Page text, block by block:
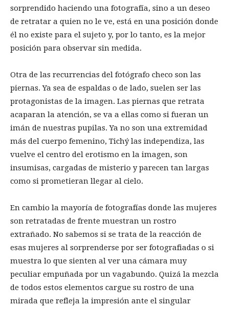
sorprendido haciendo una fotografía, sino a un deseo
de retratar a quien no le ve, está en una posición donde
él no existe para el sujeto y, por lo tanto, es la mejor
posición para observar sin medida.
Otra de las recurrencias del fotógrafo checo son las
piernas. Ya sea de espaldas o de lado, suelen ser las
protagonistas de la imagen. Las piernas que retrata
acaparan la atención, se va a ellas como si fueran un
imán de nuestras pupilas. Ya no son una extremidad
más del cuerpo femenino, Tichý las independiza, las
vuelve el centro del erotismo en la imagen, son
insumisas, cargadas de misterio y parecen tan largas
como si prometieran llegar al cielo.
En cambio la mayoría de fotografías donde las mujeres
son retratadas de frente muestran un rostro
extrañado. No sabemos si se trata de la reacción de
esas mujeres al sorprenderse por ser fotografiadas o si
muestra lo que sienten al ver una cámara muy
peculiar empuñada por un vagabundo. Quizá la mezcla
de todos estos elementos cargue su rostro de una
mirada que refleja la impresión ante el singular